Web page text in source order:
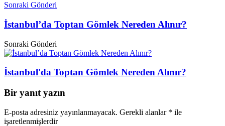
Sonraki Gönderi
İstanbul’da Toptan Gömlek Nereden Alınır?
Sonraki Gönderi
İstanbul'da Toptan Gömlek Nereden Alınır?
Bir yanıt yazın
E-posta adresiniz yayınlanmayacak. Gerekli alanlar * ile
işaretlenmişlerdir